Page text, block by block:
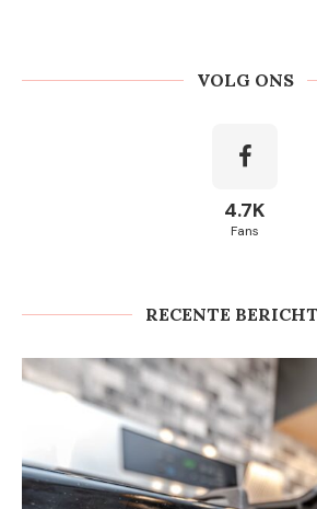
VOLG ONS
4.7K
Fans
RECENTE